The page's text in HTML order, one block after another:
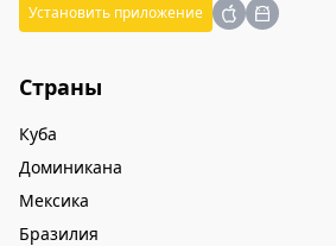
Установить приложение
Страны
Куба
Доминикана
Мексика
Бразилия